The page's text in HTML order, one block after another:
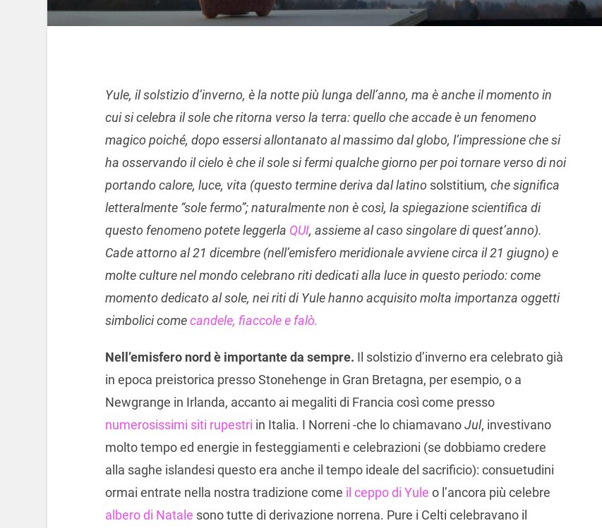
Yule, il solstizio d’inverno, è la notte più lunga dell’anno, ma è anche il momento in
cui si celebra il sole che ritorna verso la terra: quello che accade è un fenomeno
magico poiché, dopo essersi allontanato al massimo dal globo, l’impressione che si
ha osservando il cielo è che il sole si fermi qualche giorno per poi tornare verso di noi
portando calore, luce, vita (questo termine deriva dal latino solstitium, che significa
letteralmente “sole fermo”; naturalmente non è così, la spiegazione scientifica di
questo fenomeno potete leggerla QUI, assieme al caso singolare di quest’anno).
Cade attorno al 21 dicembre (nell’emisfero meridionale avviene circa il 21 giugno) e
molte culture nel mondo celebrano riti dedicati alla luce in questo periodo: come
momento dedicato al sole, nei riti di Yule hanno acquisito molta importanza oggetti
simbolici comecandele, fiaccole e falò.
Nell’emisfero nord è importante da sempre. Il solstizio d’inverno era celebrato già
in epoca preistorica presso Stonehenge in Gran Bretagna, per esempio, o a
Newgrange in Irlanda, accanto ai megaliti di Francia così come presso
numerosissimi siti rupestri in Italia. I Norreni -che lo chiamavanoJul, investivano
molto tempo ed energie in festeggiamenti e celebrazioni (se dobbiamo credere
alla saghe islandesi questo era anche il tempo ideale del sacrificio): consuetudini
ormai entrate nella nostra tradizione come il ceppo di Yule o l’ancora più celebre
albero di Natale sono tutte di derivazione norrena. Pure i Celti celebravano il